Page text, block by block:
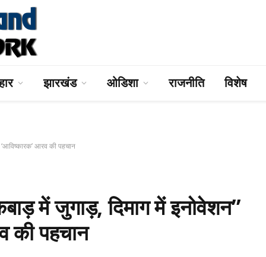
झारखंड ओडिशा राजनीति विशेष
आरव की पहचान
में जुगाड़, दिमाग में इनोवेशन”
की पहचान